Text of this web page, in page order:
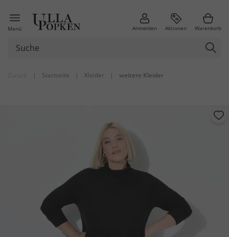
Menü Anmelden Aktionen Warenkorb
| Startseite | Kleider | weitere Kleider